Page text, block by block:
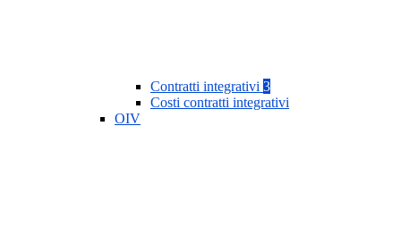
Contratti integrativi 3
Costi contratti integrativi
OIV